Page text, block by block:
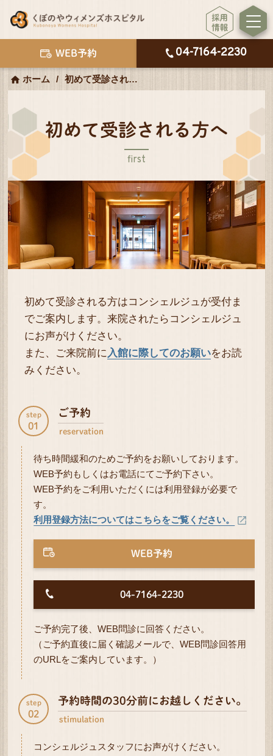
WEB予約 04-7164-2230
ホーム 初めて受診される方へ
初めて受診される方へ
first
初めて受診される方はコンシェルジュが受付ま
でご案内します。来院されたらコンシェルジュ
にお声がけください。
また、ご来院前に 入館に際してのお願いをお読
みください。
step
01
ご予約
reservation
待ち時間緩和のためご予約をお願いしております。
WEB予約もしくはお電話にてご予約下さい。
WEB予約をご利用いただくには利用登録が必要で
す。
利用登録方法についてはこちらをご覧ください。
WEB予約
04-7164-2230
ご予約完了後、WEB問診に回答ください。
（ご予約直後に届く確認メールで、WEB問診回答用
のURLをご案内しています。）
step
02
予約時間の30分前にお越しください。
stimulation
コンシェルジュスタッフにお声がけください。